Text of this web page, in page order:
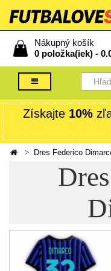
Nákupný košík
0 položka(iek) -
Získajte 10%
Dres Federico